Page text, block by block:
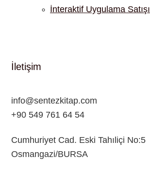
İnteraktif Uygulama Satışı
İletişim
info@sentezkitap.com
+90 549 761 64 54
Cumhuriyet Cad. Eski Tahıliçi No:5
Osmangazi/BURSA